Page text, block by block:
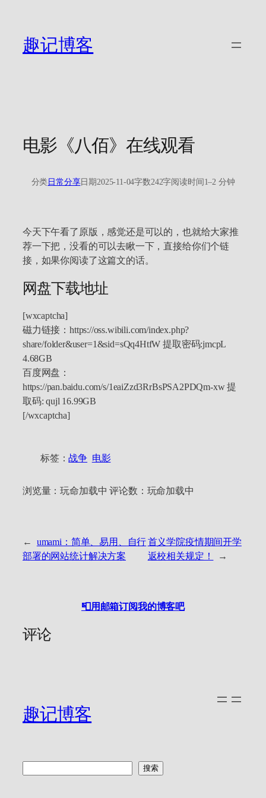
趣记博客
电影《八佰》在线观看
分类 日常分享日期2025-11-04字数242字阅读时间 1–2 分钟
今天下午看了原版，感觉还是可以的，也就给大家推
荐一下把，没看的可以去瞅一下，直接给你们个链
接，如果你阅读了这篇文的话​。
网盘下载地址
[wxcaptcha]
磁力链接：https://oss.wibili.com/index.php?
share/folder&user=1&sid=sQq4HtfW 提取密码:jmcpL
4.68GB
百度网盘：
https://pan.baidu.com/s/1eaiZzd3RrBsPSA2PDQm-xw 提
取码: qujl 16.99GB
[/wxcaptcha]
标签：战争 电影
浏览量：玩命加载中 评论数： 玩命加载中
←
umami：简单、易用、自行
部署的网站统计解决方案
首义学院疫情期间开学
返校相关规定！
→
📮用邮箱订阅我的博客吧
评论
趣记博客
搜索